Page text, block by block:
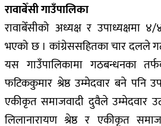
रावाबेँसी गाउँपालिका
रावाबेँसीको अध्यक्ष र उपाध्यक्षमा ४/
भएको छ । कांग्रेससहितका चार दलले
यस गाउँपालिकामा गठबन्धनका
फटिककुमार श्रेष्ठ उम्मेदवार बने पनि
एकीकृत समाजवादी दुवैले उम्मेदवार
लिलानारायण श्रेष्ठ र एकीकृत